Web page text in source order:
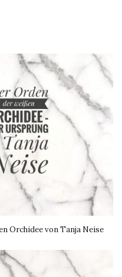
Orchidee von Tanja Neise